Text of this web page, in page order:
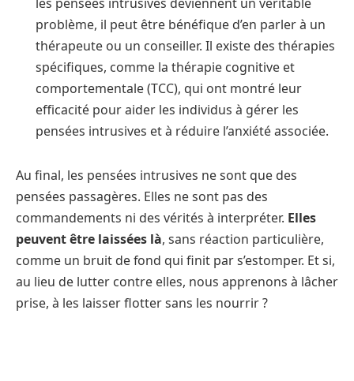
problème, il peut être bénéfique d’en parler à un
thérapeute ou un conseiller. Il existe des thérapies
spécifiques, comme la thérapie cognitive et
comportementale (TCC), qui ont montré leur
efficacité pour aider les individus à gérer les
pensées intrusives et à réduire l’anxiété associée.
Au final, les pensées intrusives ne sont que des
pensées passagères. Elles ne sont pas des
commandements ni des vérités à interpréter. Elles
peuvent être laissées là, sans réaction particulière,
comme un bruit de fond qui finit par s’estomper. Et si,
au lieu de lutter contre elles, nous apprenons à lâcher
prise, à les laisser flotter sans les nourrir ?